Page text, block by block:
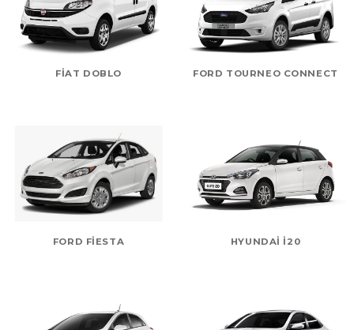
FIAT DOBLO FORD TOURNEO CONNECT
FORD FIESTA HYUNDAI I20